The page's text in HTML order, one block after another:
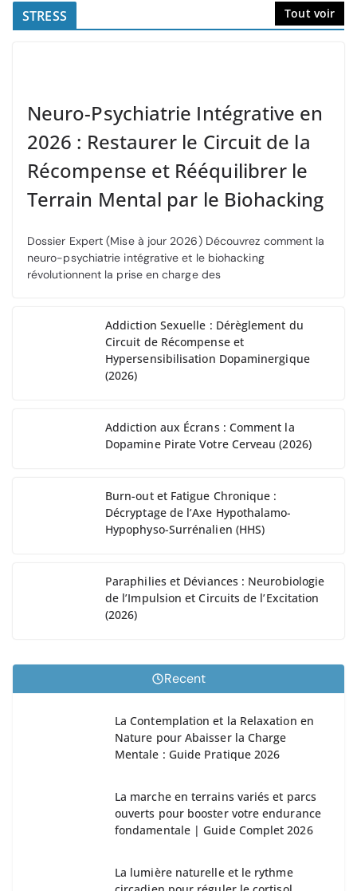
STRESS Tout voir
Neuro-Psychiatrie Intégrative en
2026 : Restaurer le Circuit de la
Récompense et Rééquilibrer le
Terrain Mental par le Biohacking
Dossier Expert (Mise à jour 2026) Découvrez comment la
neuro-psychiatrie intégrative et le biohacking
révolutionnent la prise en charge des
Addiction Sexuelle : Dérèglement du
Circuit de Récompense et
Hypersensibilisation Dopaminergique
(2026)
Addiction aux Écrans : Comment la
Dopamine Pirate Votre Cerveau (2026)
Burn-out et Fatigue Chronique :
Décryptage de l’Axe Hypothalamo-
Hypophyso-Surrénalien (HHS)
Paraphilies et Déviances : Neurobiologie
de l’Impulsion et Circuits de l’Excitation
(2026)
Recent
La Contemplation et la Relaxation en
Nature pour Abaisser la Charge
Mentale : Guide Pratique 2026
La marche en terrains variés et parcs
ouverts pour booster votre endurance
fondamentale | Guide Complet 2026
La lumière naturelle et le rythme